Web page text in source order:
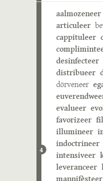
4
aalmozeneer
articuleer
cappituleer
desinfecteer
distribueer
dörveneer
evalueer
favorizeer
illumineer
indoctrineer
intensiveer
leveranceer